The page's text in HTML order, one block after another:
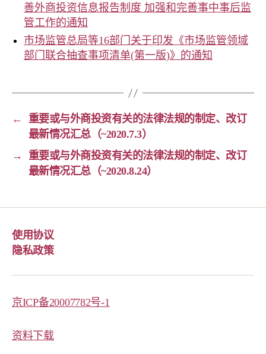
善外商投资信息报告制度 加强和完善事中事后监
管工作的通知
市场监管总局等16部门关于印发《市场监管领域
部门联合抽查事项清单(第一版)》的通知
←
重要或与外商投资有关的法律法规的制定、改订
最新情况汇总（~2020.7.3）
→
重要或与外商投资有关的法律法规的制定、改订
最新情况汇总（~2020.8.24）
使用协议
隐私政策
京ICP备20007782号-1
资料下载